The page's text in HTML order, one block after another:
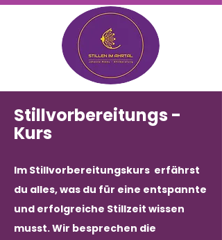
Stillvorbereitungs -
Kurs
Im Stillvorbereitungskurs erfährst
du alles, was du für eine entspannte
und erfolgreiche Stillzeit wissen
musst. Wir besprechen die